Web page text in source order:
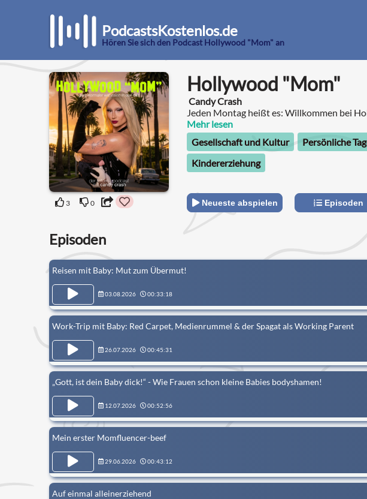
PodcastsKostenlos.de
Hören Sie sich den Podcast Hollywood "Mom" an
3 0
Hollywood "Mom"
Candy Crash
Jeden Montag heißt es: Willkommen bei
Mehr lesen
Gesellschaft und Kultur
Persönliche
Kindererziehung
Neueste abspielen Episoden
Episoden
Reisen mit Baby: Mut zum Übermut!
03.08.2026 00:33:18
Work-Trip mit Baby: Red Carpet, Medienrummel & der Spagat als Working Parent
26.07.2026 00:45:31
„Gott, ist dein Baby dick!“ - Wie Frauen schon kleine Babies bodyshamen!
12.07.2026 00:52:56
Mein erster Momfluencer-beef
29.06.2026 00:43:12
Auf einmal alleinerziehend